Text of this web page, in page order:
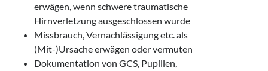
erwägen, wenn schwere traumatische
Hirnverletzung ausgeschlossen wurde
Missbrauch, Vernachlässigung etc. als
(Mit-)Ursache erwägen oder vermuten
Dokumentation von GCS, Pupillen,